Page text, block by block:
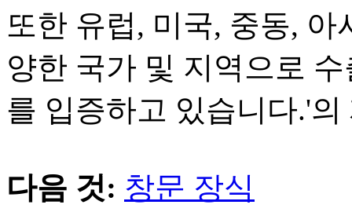
또한 유럽, 미국, 중동,
양한 국가 및 지역으로
를 입증하고 있습니다.'
다음 것: 창문 장식